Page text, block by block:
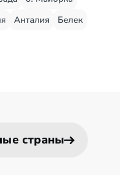
Анталия
Белек
страны